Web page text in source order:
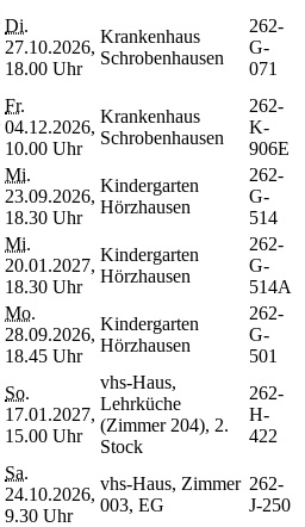
Di.
27.10.2026,
18.00 Uhr
Krankenhaus
Schrobenhausen
262-
G-
071
Fr.
04.12.2026,
10.00 Uhr
Krankenhaus
Schrobenhausen
262-
K-
906E
Mi.
23.09.2026,
18.30 Uhr
Kindergarten
Hörzhausen
262-
G-
514
Mi.
20.01.2027,
18.30 Uhr
Kindergarten
Hörzhausen
262-
G-
514A
Mo.
28.09.2026,
18.45 Uhr
Kindergarten
Hörzhausen
262-
G-
501
So.
17.01.2027,
15.00 Uhr
vhs-Haus,
Lehrküche
(Zimmer 204), 2.
Stock
262-
H-
422
Sa.
24.10.2026,
9.30 Uhr
vhs-Haus, Zimmer
003, EG
262-
J-250